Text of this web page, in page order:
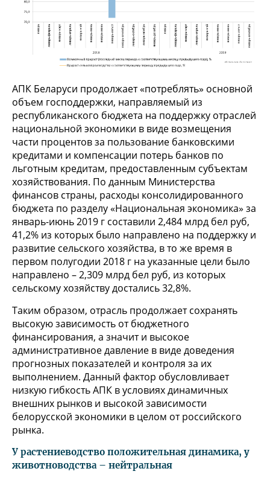
АПК Беларуси продолжает «потреблять» основной
объем господдержки, направляемый из
республиканского бюджета на поддержку отраслей
национальной экономики в виде возмещения
части процентов за пользование банковскими
кредитами и компенсации потерь банков по
льготным кредитам, предоставленным субъектам
хозяйствования. По данным Министерства
финансов страны, расходы консолидированного
бюджета по разделу «Национальная экономика» за
январь-июнь 2019 г составили 2,484 млрд бел руб,
41,2% из которых было направлено на поддержку и
развитие сельского хозяйства, в то же время в
первом полугодии 2018 г на указанные цели было
направлено – 2,309 млрд бел руб, из которых
сельскому хозяйству достались 32,8%.
Таким образом, отрасль продолжает сохранять
высокую зависимость от бюджетного
финансирования, а значит и высокое
административное давление в виде доведения
прогнозных показателей и контроля за их
выполнением. Данный фактор обусловливает
низкую гибкость АПК в условиях динамичных
внешних рынков и высокой зависимости
белорусской экономики в целом от российского
рынка.
У растениеводство положительная динамика, у
животноводства – нейтральная